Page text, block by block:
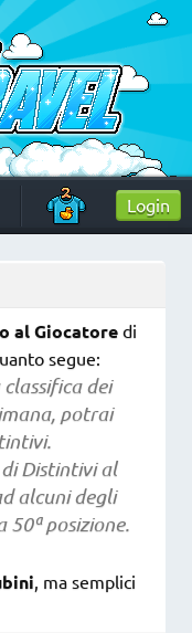
Login
al Giocatoredi
segue:
dei
potrai
Distintivi al
alcuni degli
50ª posizione.
, ma semplici